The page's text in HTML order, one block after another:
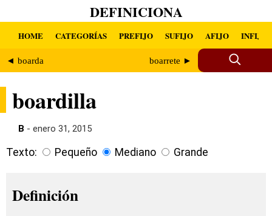
DEFINICIONA
HOME CATEGORÍAS PREFIJO SUFIJO AFIJO INFIJO
◄ boarda boarrete ►
boardilla
B - enero 31, 2015
Texto: Pequeño Mediano Grande
Definición